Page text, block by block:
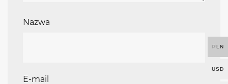
Nazwa
E-mail
PLN
USD